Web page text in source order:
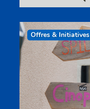
Offres & Initiatives